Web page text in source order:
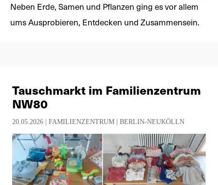
Neben Erde, Samen und Pflanzen ging es vor allem
ums Ausprobieren, Entdecken und Zusammensein.
Tauschmarkt im Familienzentrum
NW80
20.05.2026 | FAMILIENZENTRUM BERLIN-NEUKÖLLN